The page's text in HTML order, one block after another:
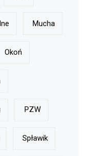
Mucha
Okoń
PZW
Spławik